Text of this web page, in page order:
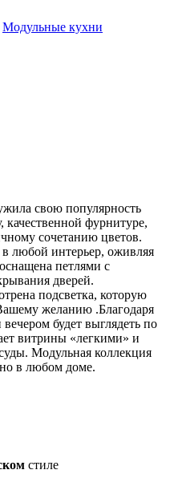
Модульные кухни
свою популярность
качественной фурнитуре,
сочетанию цветов.
в любой интерьер, оживляя
петлями с
дверей.
подсветка, которую
желанию .Благодаря
будет выглядеть по
витрины «легкими» и
Модульная коллекция
в любом доме.
стиле